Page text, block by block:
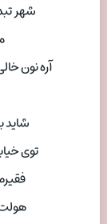
شهر
آره نون
شاید
توی